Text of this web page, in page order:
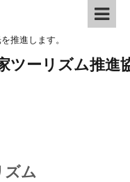
推進します。
ツーリズム推進
ズム